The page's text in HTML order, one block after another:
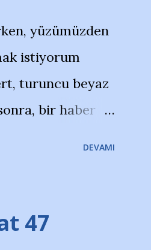
yüzümüzden
istiyorum
turuncu beyaz
bir haber
İstanbul
şehrinde
DEVAMI
47